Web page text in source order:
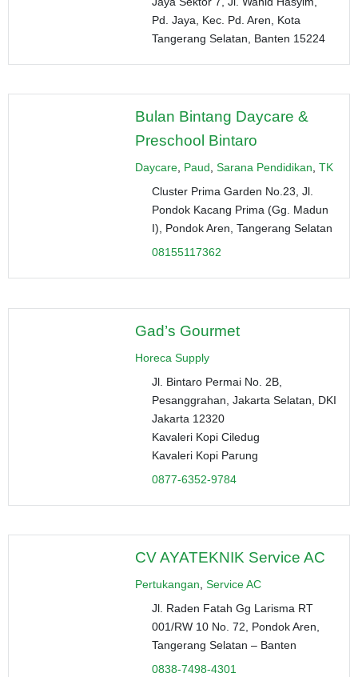
Pd. Jaya, Kec. Pd. Aren, Kota
Tangerang Selatan, Banten 15224
Bulan Bintang Daycare &
Preschool Bintaro
Daycare, Paud, Sarana Pendidikan, TK
Cluster Prima Garden No.23, Jl.
Pondok Kacang Prima (Gg. Madun
I), Pondok Aren, Tangerang Selatan
08155117362
Gad’s Gourmet
Horeca Supply
Jl. Bintaro Permai No. 2B,
Pesanggrahan, Jakarta Selatan, DKI
Jakarta 12320
Kavaleri Kopi Ciledug
Kavaleri Kopi Parung
0877-6352-9784
CV AYATEKNIK Service AC
Pertukangan Service AC
Jl. Raden Fatah Gg Larisma RT
001/RW 10 No. 72, Pondok Aren,
Tangerang Selatan – Banten
0838-7498-4301